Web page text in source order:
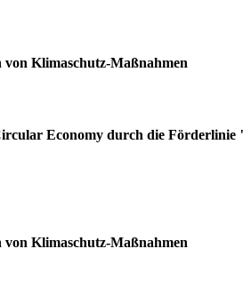
Klimaschutz-Maßnahmen
Economy durch die
Klimaschutz-Maßnahmen